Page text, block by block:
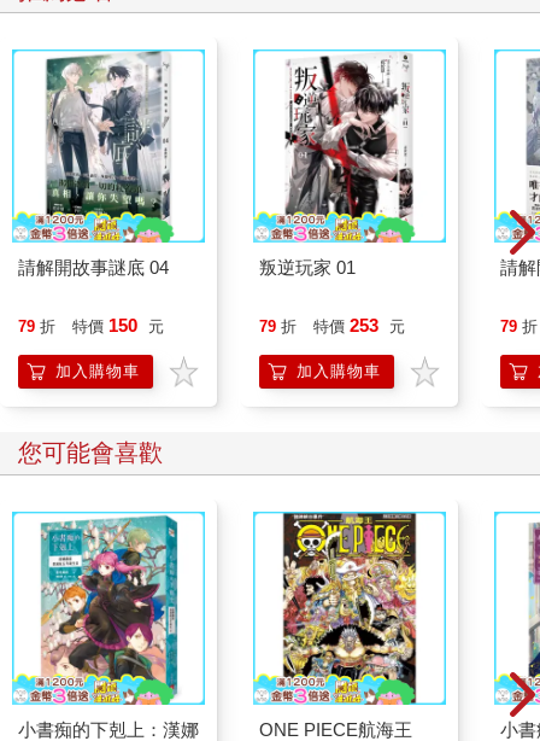
請解開故事謎底 04
79 折 特價 150 元
加入購物車
叛逆玩家 01
79 折 特價 253 元
加入購物車
請解
79 折
您可能會喜歡
小書痴的下剋上：漢娜
ONE PIECE航海王
小